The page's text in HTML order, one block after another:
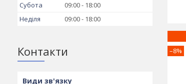
–8%
Субота
09:00
18:00
Неділя
09:00 18:00
Контакти